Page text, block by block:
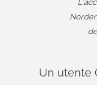
Un utente